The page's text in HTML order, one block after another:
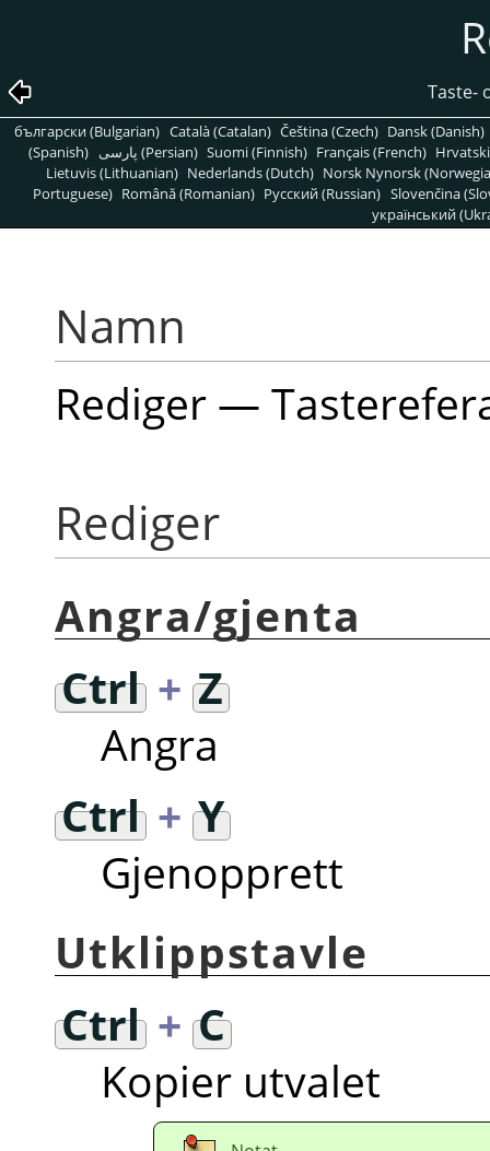
Taste-
български (Bulgarian) Català (Catalan) Čeština (Czech) Dansk (Danish)
(Spanish)
پارسی (Persian) Suomi (Finnish) Français (French)
Lietuvis (Lithuanian) Nederlands (Dutch) Norsk Nynorsk
Portuguese) Română (Romanian) Pусский (Russian) Slovenčina
український
Namn
Rediger —
Rediger
Angra/gjenta
Ctrl+ Z
Angra
Ctrl+ Y
Gjenopprett
Utklippstavle
Ctrl+ C
Kopier utvalet